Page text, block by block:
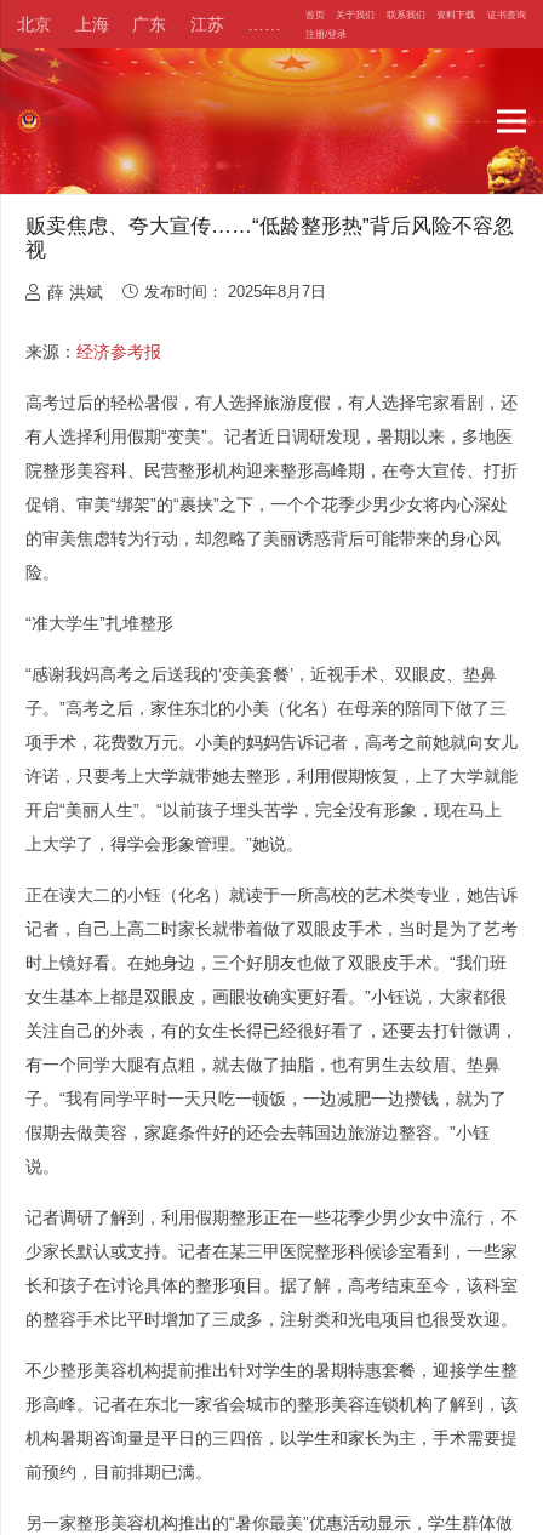
北京 上海 广东 江苏 首页 关于我们 联系我们 资料下载
证书查询
注册/登录
贩卖焦虑、夸大宣传……“低龄整形热”背后风险不容忽
视
薛 洪斌 发布时间：2025年8月7日
来源： 经济参考报
高考过后的轻松暑假，有人选择旅游度假，有人选择宅家看剧，还
有人选择利用假期“变美”。记者近日调研发现，暑期以来，多地医
院整形美容科、民营整形机构迎来整形高峰期，在夸大宣传、打折
促销、审美“绑架”的“裹挟”之下，一个个花季少男少女将内心深处
的审美焦虑转为行动，却忽略了美丽诱惑背后可能带来的身心风
险。
“准大学生”扎堆整形
“感谢我妈高考之后送我的‘变美套餐’，近视手术、双眼皮、垫鼻
子。”高考之后，家住东北的小美（化名）在母亲的陪同下做了三
项手术，花费数万元。小美的妈妈告诉记者，高考之前她就向女儿
许诺，只要考上大学就带她去整形，利用假期恢复，上了大学就能
开启“美丽人生”。“以前孩子埋头苦学，完全没有形象，现在马上
上大学了，得学会形象管理。”她说。
正在读大二的小钰（化名）就读于一所高校的艺术类专业，她告诉
记者，自己上高二时家长就带着做了双眼皮手术，当时是为了艺考
时上镜好看。在她身边，三个好朋友也做了双眼皮手术。“我们班
女生基本上都是双眼皮，画眼妆确实更好看。”小钰说，大家都很
关注自己的外表，有的女生长得已经很好看了，还要去打针微调，
有一个同学大腿有点粗，就去做了抽脂，也有男生去纹眉、垫鼻
子。“我有同学平时一天只吃一顿饭，一边减肥一边攒钱，就为了
假期去做美容，家庭条件好的还会去韩国边旅游边整容。”小钰
说。
记者调研了解到，利用假期整形正在一些花季少男少女中流行，不
少家长默认或支持。记者在某三甲医院整形科候诊室看到，一些家
长和孩子在讨论具体的整形项目。据了解，高考结束至今，该科室
的整容手术比平时增加了三成多，注射类和光电项目也很受欢迎。
不少整形美容机构提前推出针对学生的暑期特惠套餐，迎接学生整
形高峰。记者在东北一家省会城市的整形美容连锁机构了解到，该
机构暑期咨询量是平日的三四倍，以学生和家长为主，手术需要提
前预约，目前排期已满。
另一家整形美容机构推出的“暑你最美”优惠活动显示，学生群体做